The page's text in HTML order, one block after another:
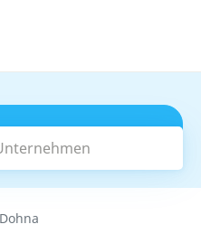
Suchen
Dohna